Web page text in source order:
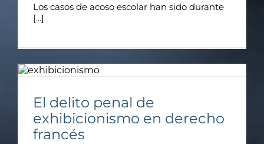
Los casos de acoso escolar han sido durante
[...]
El delito penal de
exhibicionismo en derecho
francés